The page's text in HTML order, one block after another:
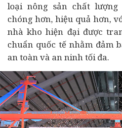
loại nông sản chất
chóng hơn, hiệu quả hơn,
nhà kho hiện đại được
chuẩn quốc tế nhằm đảm
an toàn và an ninh tối đa.